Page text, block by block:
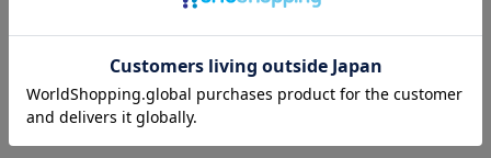
SNYC ｘ EVERLAST Woo
d cover
¥9,350
ロゴテープドライバー用
ヘッドカバー/ユニセッ
クス
¥6,050
ロゴテープフェアウェイ
用ヘッドカバー/ユニセ
ックス
¥5,500